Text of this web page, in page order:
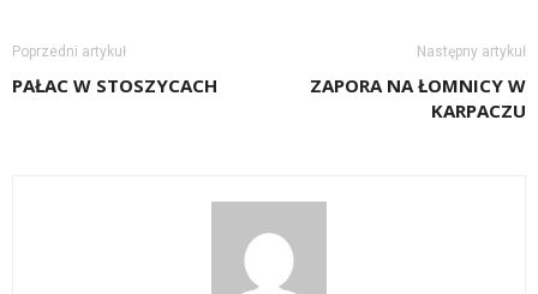
Poprzedni artykuł
PAŁAC W STOSZYCACH
Następny artykuł
ZAPORA NA ŁOMNICY W
KARPACZU